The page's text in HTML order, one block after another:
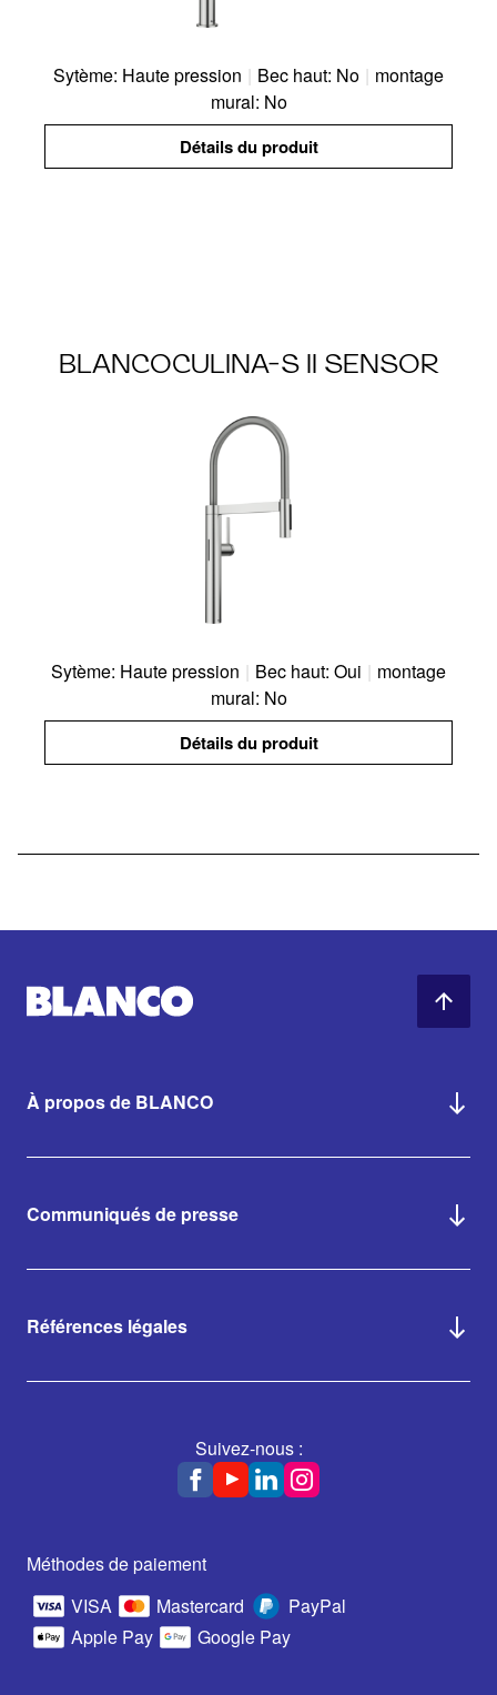
Sytème: Haute pression | Bec haut: No | montage
mural: No
Détails du produit
BLANCOCULINA-S II SENSOR
Sytème: Haute pression | Bec haut: Oui | montage
mural: No
Détails du produit
À propos de BLANCO
Communiqués de presse
Références légales
Suivez-nous :
Méthodes de paiement
VISA
Mastercard
PayPal
Apple Pay
Google Pay